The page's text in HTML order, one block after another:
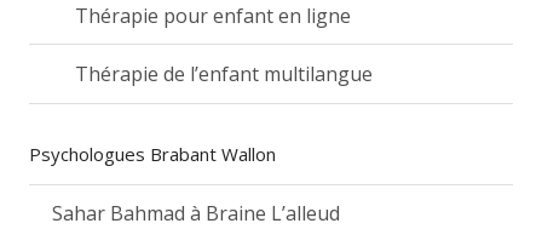
Thérapie pour enfant en ligne
Thérapie de l’enfant multilangue
Psychologues Brabant Wallon
Sahar Bahmad à Braine L’alleud